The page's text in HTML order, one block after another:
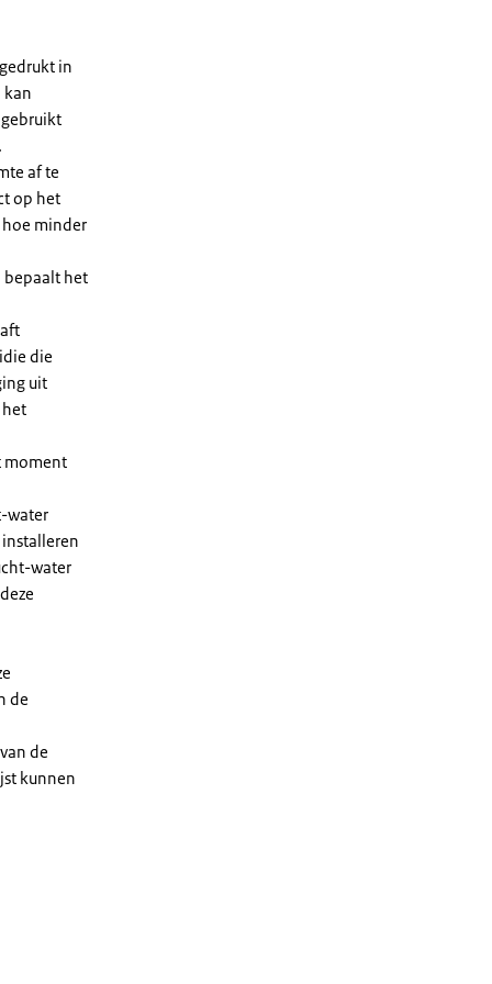
in
kan
af te
op het
hoe minder
bepaalt het
die
uit
moment
water
water
de
de
kunnen